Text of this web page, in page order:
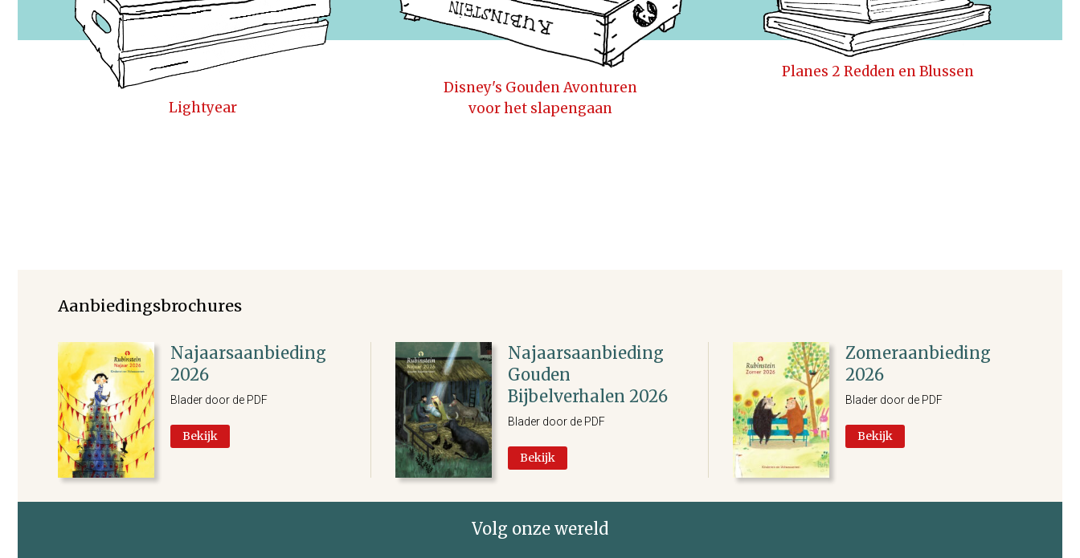
Lightyear
Disney's Gouden Avonturen
voor het slapengaan
Planes 2 Redden en Blussen
Aanbiedingsbrochures
Najaarsaanbieding
2026
Blader door de PDF
Bekijk
Najaarsaanbieding
Gouden
Bijbelverhalen 2026
Blader door de PDF
Bekijk
Zomeraanbieding
2026
Blader door de PDF
Bekijk
Volg onze wereld